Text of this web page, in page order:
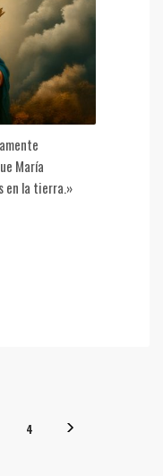
María
en la tierra.»
4